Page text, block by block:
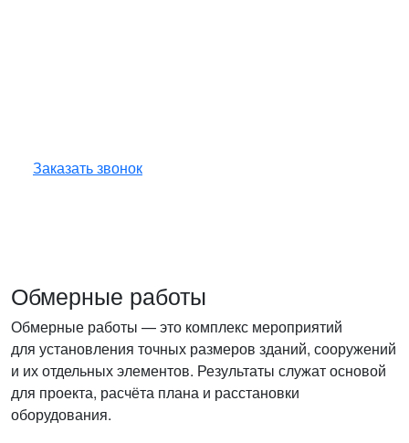
Заказать звонок
Обмерные работы
Обмерные работы — это комплекс мероприятий
для установления точных размеров зданий, сооружений
и их отдельных элементов. Результаты служат основой
для проекта, расчёта плана и расстановки
оборудования.